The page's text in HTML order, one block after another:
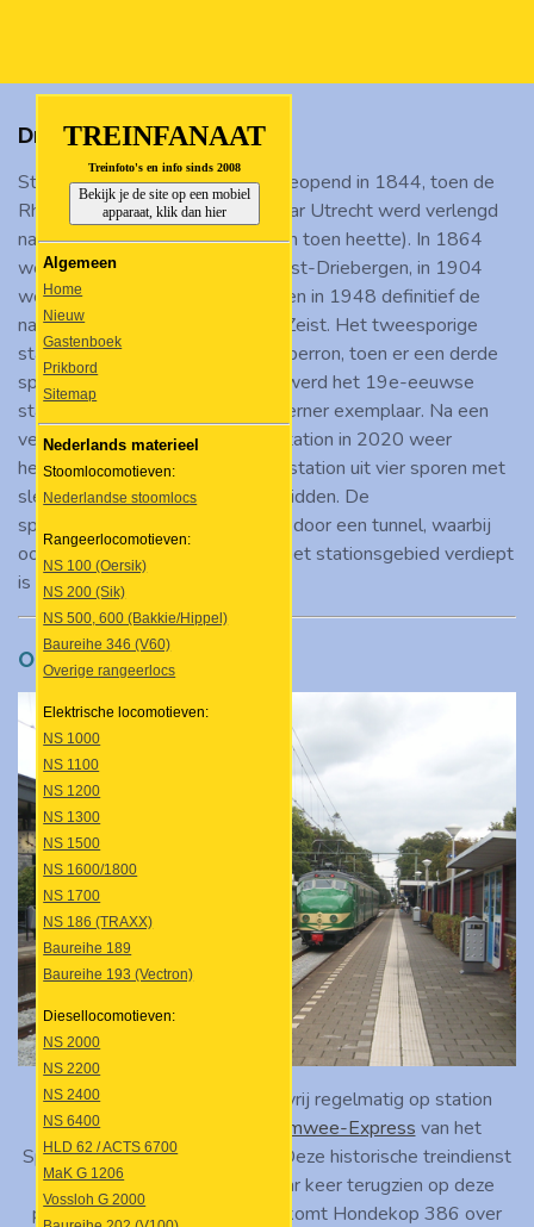
naar
hoofdinhoud
Driebergen-Zeist
Station Driebergen-Zeist werd geopend in 1844, toen de
Rhijnspoorlijn van Amsterdam naar Utrecht werd verlengd
naar Driebergen (zoals het station toen heette). In 1864
werd het station vernoemd in Zeist-Driebergen, in 1904
werd dit weer Driebergen, tot men in 1948 definitief de
naam veranderde in Driebergen-Zeist. Het tweesporige
station kreeg in 1854 een eilandperron, toen er een derde
spoor werd aangelegd. In 1962 werd het 19e-eeuwse
station vervangen door een moderner exemplaar. Na een
veel grotere verbouwing is het station in 2020 weer
heropend, sindsdien bestaat het station uit vier sporen met
slechts één eilandperron in het midden. De
spoorwegovergang is vervangen door een tunnel, waarbij
ook meteen een groot deel van het stationsgebied verdiept
is aangelegd.
Oude situatie
Van 2009 tot 2012 kwam ik vrij regelmatig op station
Driebergen-Zeist om de
Heimwee-Express van het
Spoorwegmuseum te spotten. Deze historische treindienst
zullen we dan ook nog een paar keer terugzien op deze
pagina. Op 30 augustus 2009 komt Hondekop 386 over
TREINFANAAT
Treinfoto's en info sinds 2008
Bekijk je de site op een mobiel
apparaat, klik dan hier
Algemeen
Home
Nieuw
Gastenboek
Prikbord
Sitemap
Nederlands materieel
Stoomlocomotieven:
Nederlandse stoomlocs
Rangeerlocomotieven:
NS 100 (Oersik)
NS 200 (Sik)
NS 500, 600 (Bakkie/Hippel)
Baureihe 346 (V60)
Overige rangeerlocs
Elektrische locomotieven:
NS 1000
NS 1100
NS 1200
NS 1300
NS 1500
NS 1600/1800
NS 1700
NS 186 (TRAXX)
Baureihe 189
Baureihe 193 (Vectron)
Diesellocomotieven:
NS 2000
NS 2200
NS 2400
NS 6400
HLD 62 / ACTS 6700
MaK G 1206
Vossloh G 2000